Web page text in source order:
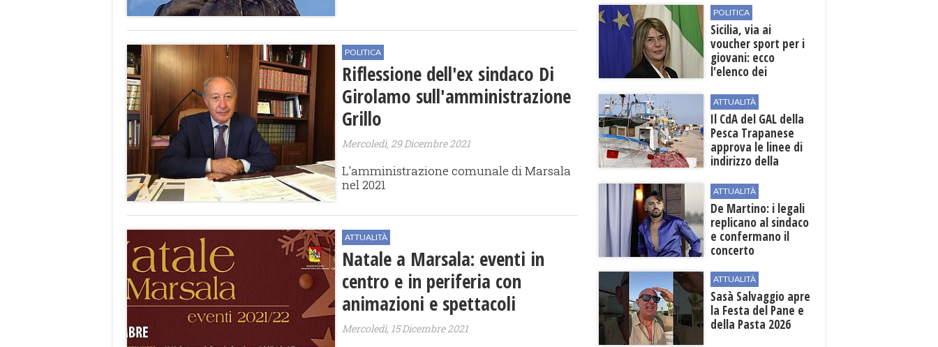
POLITICA
Riflessione dell'ex sindaco Di
Girolamo sull'amministrazione
Grillo
Mercoledì, 29 Dicembre 2021
L'amministrazione comunale di Marsala
nel 2021
ATTUALITÀ
Natale a Marsala: eventi in
centro e in periferia con
animazioni e spettacoli
Mercoledì, 15 Dicembre 2021
POLITICA
Sicilia, via ai
voucher sport per i
giovani: ecco
l'elenco dei
ATTUALITÀ
Il CdA del GAL della
Pesca Trapanese
approva le linee di
indirizzo della
territoriale di
sviluppo
ATTUALITÀ
De Martino: i legali
replicano al sindaco
e confermano il
concerto
ATTUALITÀ
Sasà Salvaggio apre
la Festa del Pane e
della Pasta 2026